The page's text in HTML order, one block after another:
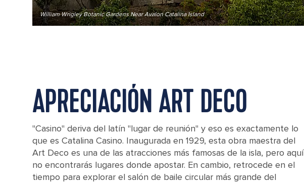
William Wrigley Botanic Gardens Near Avalon Catalina Island
APRECIACIÓN ART DECO
"Casino" deriva del latín "lugar de reunión" y eso es exactamente lo
que es Catalina Casino. Inaugurada en 1929, esta obra maestra del
Art Deco es una de las atracciones más famosas de la isla, pero aquí
no encontrarás lugares donde apostar. En cambio, retrocede en el
tiempo para explorar el salón de baile circular más grande del